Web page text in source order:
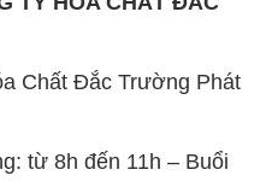
Chất Đắc Trường Phát
từ 8h đến 11h – Buổi